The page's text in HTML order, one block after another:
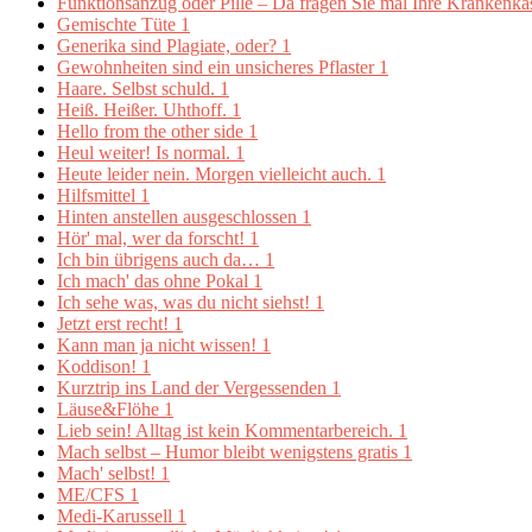
Gemischte Tüte 1
Generika sind Plagiate, oder? 1
Gewohnheiten sind ein unsicheres Pflaster 1
Haare. Selbst schuld. 1
Heiß. Heißer. Uhthoff. 1
Hello from the other side 1
Heul weiter! Is normal. 1
Heute leider nein. Morgen vielleicht auch. 1
Hilfsmittel 1
Hinten anstellen ausgeschlossen 1
Hör' mal, wer da forscht! 1
Ich bin übrigens auch da… 1
Ich mach' das ohne Pokal 1
Ich sehe was, was du nicht siehst! 1
Jetzt erst recht! 1
Kann man ja nicht wissen! 1
Koddison! 1
Kurztrip ins Land der Vergessenden 1
Läuse&Flöhe 1
Lieb sein! Alltag ist kein Kommentarbereich. 1
Mach selbst – Humor bleibt wenigstens gratis 1
Mach' selbst! 1
ME/CFS 1
Medi-Karussell 1